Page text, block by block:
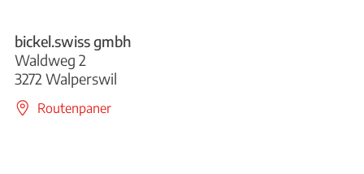
bickel.swiss gmbh
Waldweg 2
3272 Walperswil
Routenpaner